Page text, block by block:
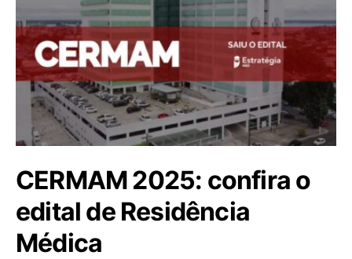
CERMAM 2025: confira o
edital de Residência
Médica